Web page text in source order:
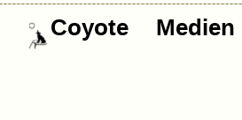
Coyote Medien